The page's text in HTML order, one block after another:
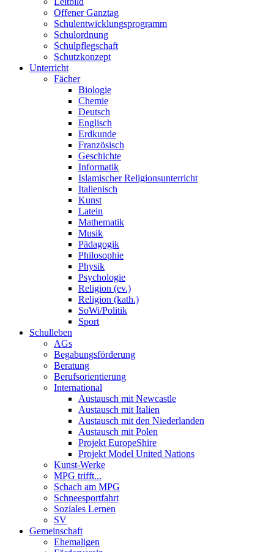
Offener Ganztag
Schulentwicklungsprogramm
Schulordnung
Schulpflegschaft
Schutzkonzept
Unterricht
Fächer
Biologie
Chemie
Deutsch
Englisch
Erdkunde
Französisch
Geschichte
Informatik
Islamischer Religionsunterricht
Italienisch
Kunst
Latein
Mathematik
Musik
Pädagogik
Philosophie
Physik
Psychologie
Religion (ev.)
Religion (kath.)
SoWi/Politik
Sport
Schulleben
AGs
Begabungsförderung
Beratung
Berufsorientierung
International
Austausch mit Newcastle
Austausch mit Italien
Austausch mit den Niederlanden
Austausch mit Polen
Projekt EuropeShire
Projekt Model United Nations
Kunst-Werke
MPG trifft...
Schach am MPG
Schneesportfahrt
Soziales Lernen
SV
Gemeinschaft
Ehemaligen